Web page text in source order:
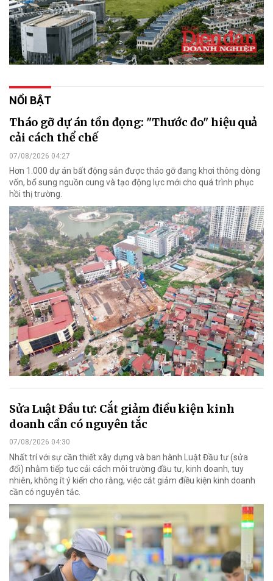
NỔI BẬT
Tháo gỡ dự án tồn đọng: "Thước đo" hiệu quả
cải cách thể chế
07/08/2026 04:27
Hơn 1.000 dự án bất động sản được tháo gỡ đang khơi thông dòng
vốn, bổ sung nguồn cung và tạo động lực mới cho quá trình phục
hồi thị trường.
Sửa Luật Đầu tư: Cắt giảm điều kiện kinh
doanh cần có nguyên tắc
07/08/2026 04:30
Nhất trí với sự cần thiết xây dựng và ban hành Luật Đầu tư (sửa
đổi) nhằm tiếp tục cải cách môi trường đầu tư, kinh doanh, tuy
nhiên, không ít ý kiến cho rằng, việc cắt giảm điều kiện kinh doanh
cần có nguyên tắc.